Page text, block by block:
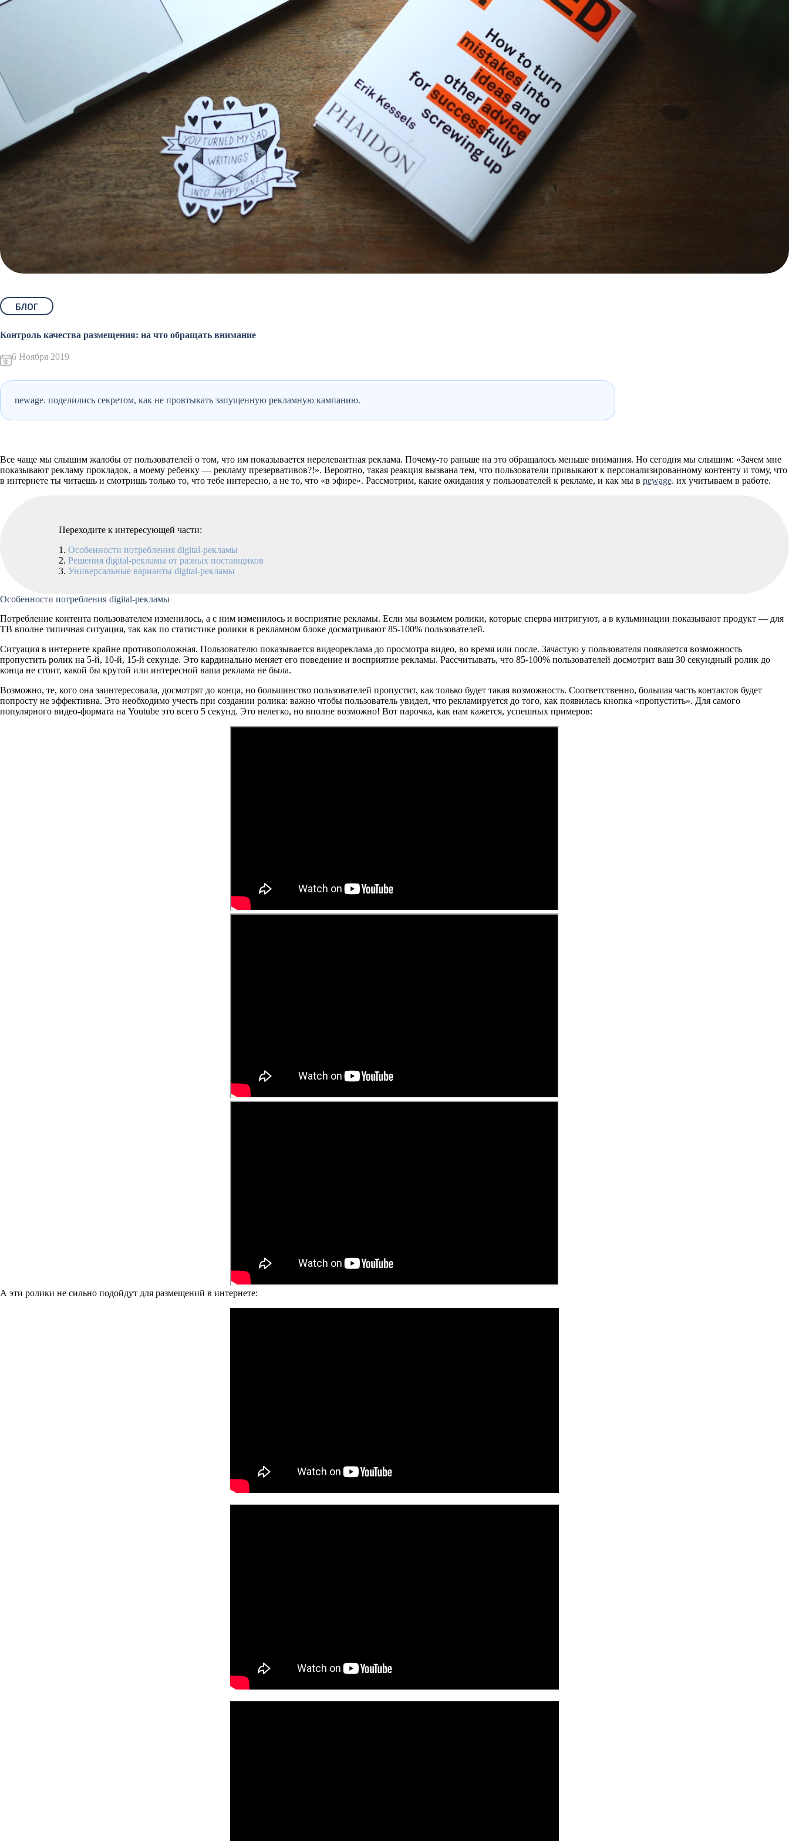
БЛОГ
Контроль качества размещения: на что обращать внимание
6 Ноября 2019
newage. поделились секретом, как не провтыкать запущенную рекламную кампанию.
Все чаще мы слышим жалобы от пользователей о том, что им показывается нерелевантная реклама. Почему-то раньше на это обращалось меньше внимания. Но сегодня мы слышим: «Зачем мне
показывают рекламу прокладок, а моему ребенку — рекламу презервативов?!». Вероятно, такая реакция вызвана тем, что пользователи привыкают к персонализированному контенту и тому, что
в интернете ты читаешь и смотришь только то, что тебе интересно, а не то, что «в эфире». Рассмотрим, какие ожидания у пользователей к рекламе, и как мы в newage. их учитываем в работе.
Переходите к интересующей части:
Особенности потребления digital-рекламы
Решения digital-рекламы от разных поставщиков
Универсальные варианты digital-рекламы
Особенности потребления digital-рекламы
Потребление контента пользователем изменилось, а с ним изменилось и восприятие рекламы. Если мы возьмем ролики, которые сперва интригуют, а в кульминации показывают продукт — для
ТВ вполне типичная ситуация, так как по статистике ролики в рекламном блоке досматривают 85-100% пользователей.
Ситуация в интернете крайне противоположная. Пользователю показывается видеореклама до просмотра видео, во время или после. Зачастую у пользователя появляется возможность
пропустить ролик на 5-й, 10-й, 15-й секунде. Это кардинально меняет его поведение и восприятие рекламы. Рассчитывать, что 85-100% пользователей досмотрит ваш 30 секундный ролик до
конца не стоит, какой бы крутой или интересной ваша реклама не была.
Возможно, те, кого она заинтересовала, досмотрят до конца, но большинство пользователей пропустит, как только будет такая возможность. Соответственно, большая часть контактов будет
попросту не эффективна. Это необходимо учесть при создании ролика: важно чтобы пользователь увидел, что рекламируется до того, как появилась кнопка «пропустить». Для самого
популярного видео-формата на Youtube это всего 5 секунд. Это нелегко, но вполне возможно! Вот парочка, как нам кажется, успешных примеров:
А эти ролики не сильно подойдут для размещений в интернете: